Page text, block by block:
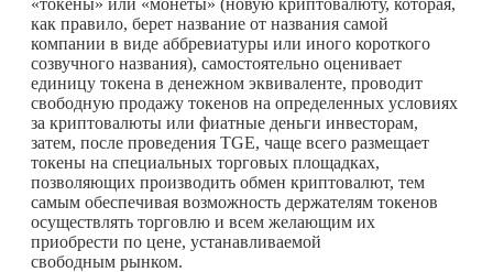
как правило, берет название от названия самой
компании в виде аббревиатуры или иного короткого
созвучного названия), самостоятельно оценивает
единицу токена в денежном эквиваленте, проводит
свободную продажу токенов на определенных условиях
за криптовалюты или фиатные деньги инвесторам,
затем, после проведения TGE, чаще всего размещает
токены на специальных торговых площадках,
позволяющих производить обмен криптовалют, тем
самым обеспечивая возможность держателям токенов
осуществлять торговлю и всем желающим их
приобрести по цене, устанавливаемой
свободным рынком.